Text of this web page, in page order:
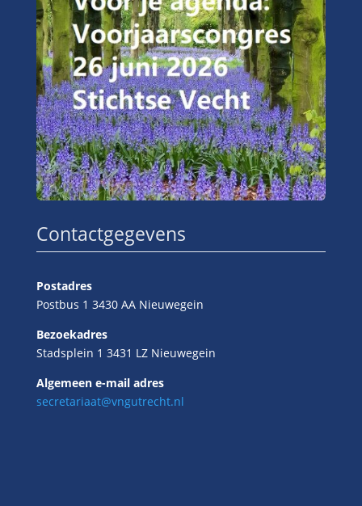
Contactgegevens
Postadres
Postbus 1 3430 AA Nieuwegein
Bezoekadres
Stadsplein 1 3431 LZ Nieuwegein
Algemeen e-mail adres
secretariaat@vngutrecht.nl